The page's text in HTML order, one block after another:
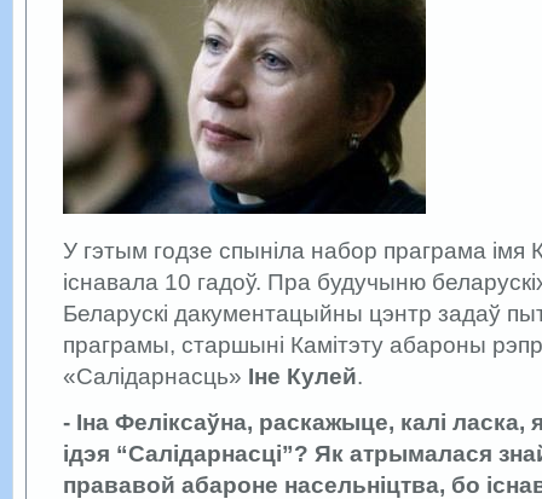
У гэтым годзе спыніла набор праграма імя
існавала 10 гадоў. Пра будучыню
Беларускі дакументацыйны цэнтр задаў
праграмы, старшыні Камітэту абароны
«Салідарнасць» Іне Кулей.
- Іна Феліксаўна, раскажыце, калі ласка,
ідэя “Салідарнасці”? Як атрымалася
прававой абароне насельніцтва, бо